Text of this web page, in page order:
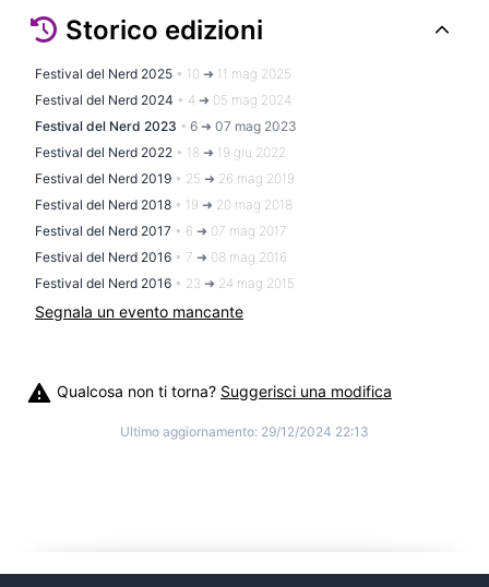
Storico edizioni
Festival del Nerd 2025 • 10 ➜ 11 mag 2025
Festival del Nerd 2024 • 4 ➜ 05 mag 2024
Festival del Nerd 2023 • 6 ➜ 07 mag 2023
Festival del Nerd 2022 • 18 ➜ 19 giu 2022
Festival del Nerd 2019 • 25 ➜ 26 mag 2019
Festival del Nerd 2018 • 19 ➜ 20 mag 2018
Festival del Nerd 2017 • 6 ➜ 07 mag 2017
Festival del Nerd 2016 • 7 ➜ 08 mag 2016
Festival del Nerd 2016 • 23 ➜ 24 mag 2015
Segnala un evento mancante
Qualcosa non ti torna? Suggerisci una modifica
Ultimo aggiornamento: 29/12/2024 22:13
©2026Cosplitaly - Cosplay Italia | info@cosplitaly.it |